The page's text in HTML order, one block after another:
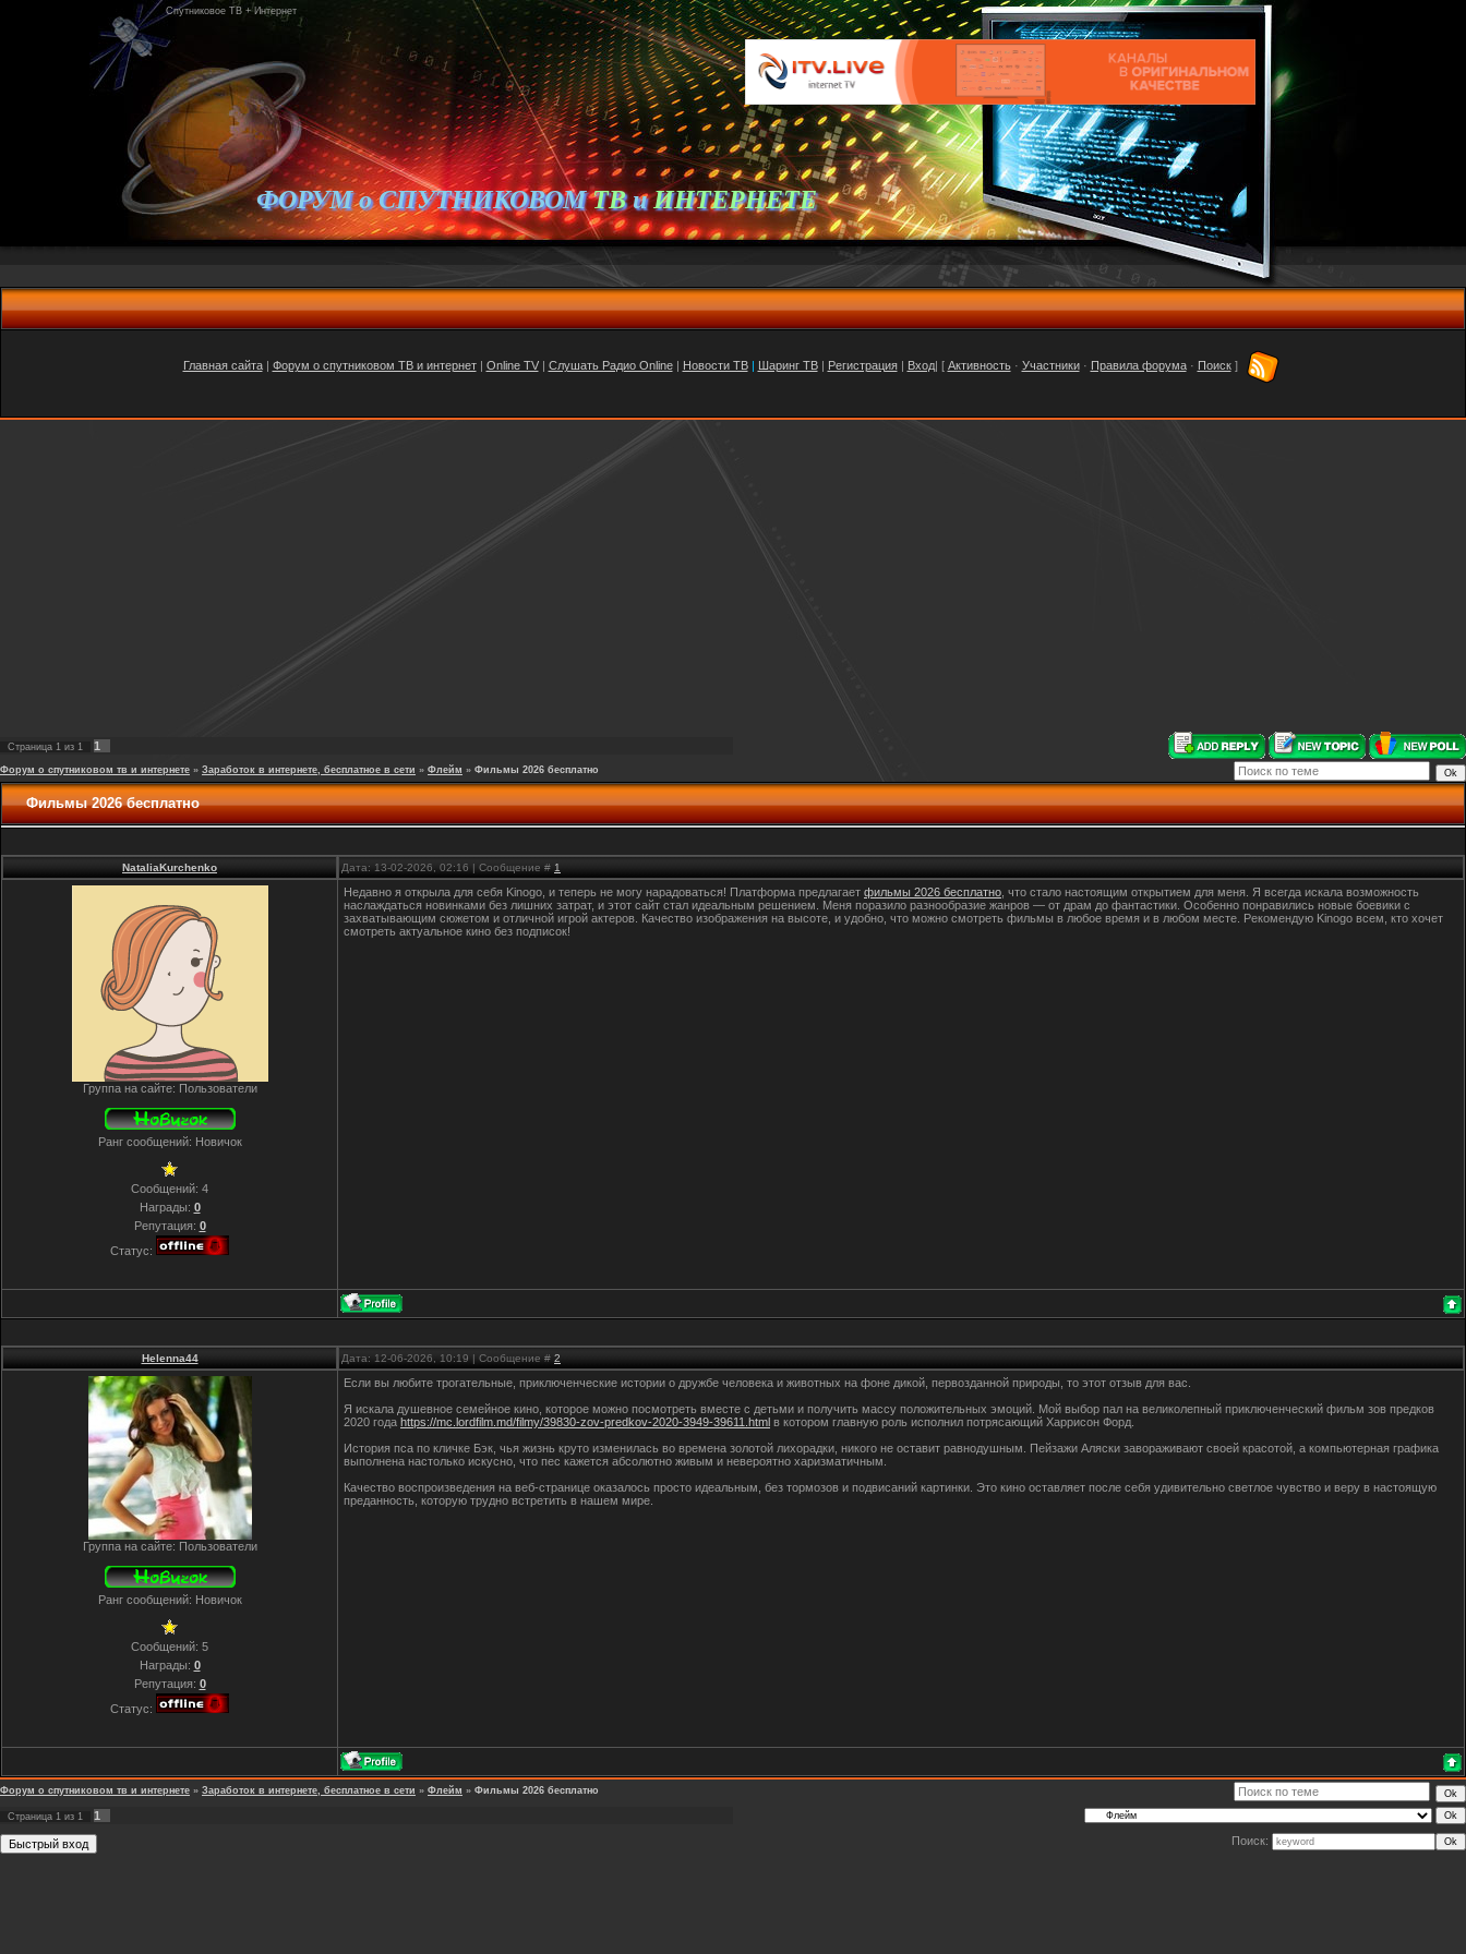
Спутниковое ТВ + Интернет
ФОРУМ о СПУТНИКОВОМТВиИНТЕРНЕТЕ
Главная сайта| Форум о спутниковом ТВ и интернет| Online TV| Слушать Радио Online| Новости ТВ Шаринг ТВ| Регистрация| Вход| [ Активность· Участники· Правила форума· Поиск]
Страница 1 из 1 1
Форум о спутниковом тв и интернете » Заработок в интернете, бесплатное в сети » Флейм » Фильмы 2026 бесплатно
Фильмы 2026 бесплатно
NataliaKurchenko Дата: 13-02-2026, 02:16 | Сообщение # 1
Группа на сайте: Пользователи
Ранг сообщений: Новичок
Сообщений: 4
Награды: 0
Репутация: 0
Статус:
Недавно я открыла для себя Kinogo, и теперь не могу нарадоваться! Платформа предлагает фильмы 2026 бесплатно , что стало настоящим открытием для меня. Я всегда искала возможность
наслаждаться новинками без лишних затрат, и этот сайт стал идеальным решением. Меня поразило разнообразие жанров — от драм до фантастики. Особенно понравились новые боевики с
захватывающим сюжетом и отличной игрой актеров. Качество изображения на высоте, и удобно, что можно смотреть фильмы в любое время и в любом месте. Рекомендую Kinogo всем, кто хочет
смотреть актуальное кино без подписок!
Helenna44 Дата: 12-06-2026, 10:19 | Сообщение # 2
Группа на сайте: Пользователи
Ранг сообщений: Новичок
Сообщений: 5
Награды: 0
Репутация: 0
Статус:
Если вы любите трогательные, приключенческие истории о дружбе человека и животных на фоне дикой, первозданной природы, то этот отзыв для вас.
Я искала душевное семейное кино, которое можно посмотреть вместе с детьми и получить массу положительных эмоций. Мой выбор пал на великолепный приключенческий фильм зов предков
2020 года https://mc.lordfilm.md/filmy/39830-zov-predkov-2020-3949-39611.html в котором главную роль исполнил потрясающий Харрисон Форд.
История пса по кличке Бэк, чья жизнь круто изменилась во времена золотой лихорадки, никого не оставит равнодушным. Пейзажи Аляски завораживают своей красотой, а компьютерная графика
выполнена настолько искусно, что пес кажется абсолютно живым и невероятно харизматичным.
Качество воспроизведения на веб-странице оказалось просто идеальным, без тормозов и подвисаний картинки. Это кино оставляет после себя удивительно светлое чувство и веру в настоящую
преданность, которую трудно встретить в нашем мире.
Форум о спутниковом тв и интернете » Заработок в интернете, бесплатное в сети » Флейм » Фильмы 2026 бесплатно
Страница 1 из 1
1
Поиск: